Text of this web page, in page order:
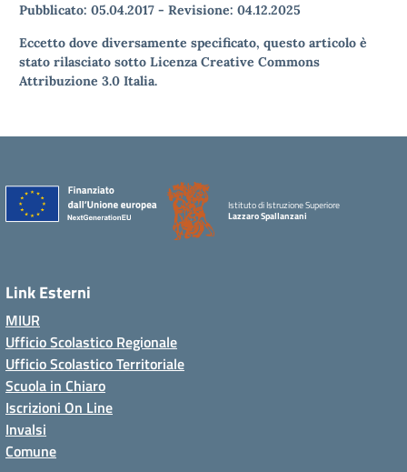
Pubblicato: 05.04.2017 - Revisione: 04.12.2025
Eccetto dove diversamente specificato, questo articolo è
stato rilasciato sotto Licenza Creative Commons
Attribuzione 3.0 Italia.
Istituto di Istruzione Superiore
Lazzaro Spallanzani
Link Esterni
MIUR
Ufficio Scolastico Regionale
Ufficio Scolastico Territoriale
Scuola in Chiaro
Iscrizioni On Line
Invalsi
Comune